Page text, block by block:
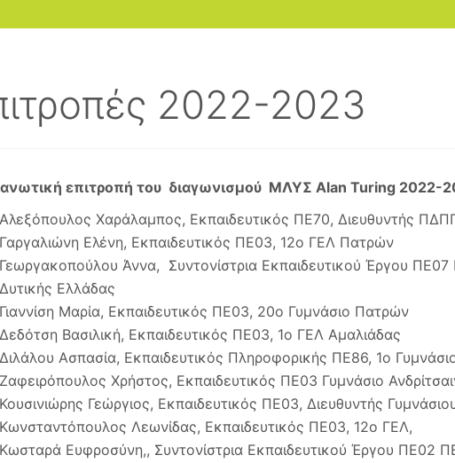
2022-2023
επιτροπή του διαγωνισμού ΜΛΥΣ Alan Turing 2022-
Αλεξόπουλος Χαράλαμπος, Εκπαιδευτικός ΠΕ70, Διευθυντής
Γαργαλιώνη Ελένη, Εκπαιδευτικός ΠΕ03, 12ο ΓΕΛ Πατρών
Γεωργακοπούλου Άννα, Συντονίστρια Εκπαιδευτικού Έργου
Δυτικής Ελλάδας
Γιαννίση Μαρία, Εκπαιδευτικός ΠΕ03, 20ο Γυμνάσιο Πατρών
Δεδότση Βασιλική, Εκπαιδευτικός ΠΕ03, 1ο ΓΕΛ Αμαλιάδας
Διλάλου Ασπασία, Εκπαιδευτικός Πληροφορικής ΠΕ86, 1ο
Ζαφειρόπουλος Χρήστος, Εκπαιδευτικός ΠΕ03 Γυμνάσιο
Κουσινιώρης Γεώργιος, Εκπαιδευτικός ΠΕ03, Διευθυντής
Κωνσταντόπουλος Λεωνίδας, Εκπαιδευτικός ΠΕ03, 12ο ΓΕΛ,
Κωσταρά Ευφροσύνη,, Συντονίστρια Εκπαιδευτικού Έργου ΠΕ02